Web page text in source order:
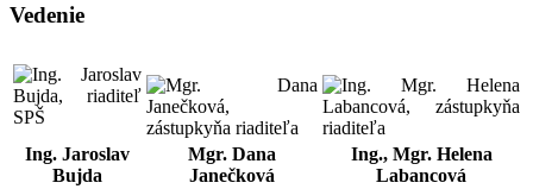
Vedenie
Ing. Jaroslav
Bujda
Mgr. Dana
Janečková
Ing., Mgr. Helena
Labancová